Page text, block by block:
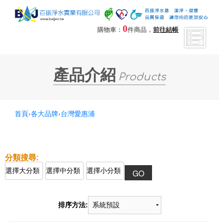
購物車： 0件商品， 前往結帳
產品介紹 Products
首頁›各大品牌›台灣愛惠浦
排序方法: